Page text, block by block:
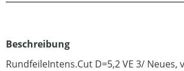
Beschreibung
RundfeileIntens.Cut D=5,2 VE 3/ Neues,